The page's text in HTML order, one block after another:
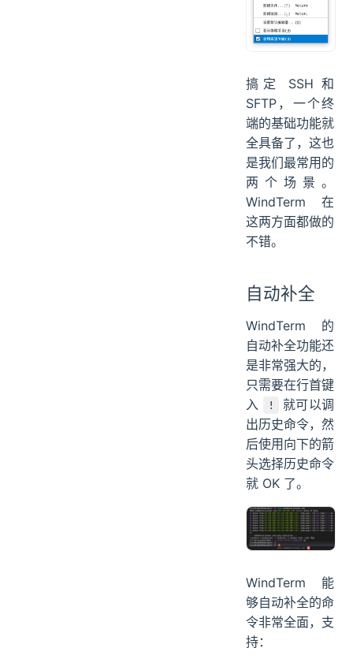
搞定 SSH 和
SFTP，一个终
端的基础功能就
全具备了，这也
是我们最常用的
两个场景。
WindTerm 在
这两方面都做的
不错。
自动补全
WindTerm 的
自动补全功能还
是非常强大的，
只需要在行首键
入
!
就可以调
出历史命令，然
后使用向下的箭
头选择历史命令
就 OK 了。
WindTerm 能
够自动补全的命
令非常全面，支
持：